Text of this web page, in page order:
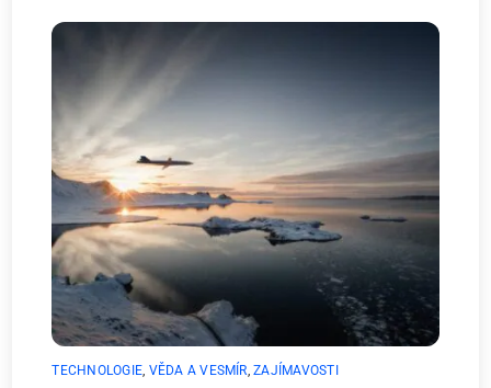
TECHNOLOGIE VĚDA A VESMÍR ,ZAJÍMAVOSTI